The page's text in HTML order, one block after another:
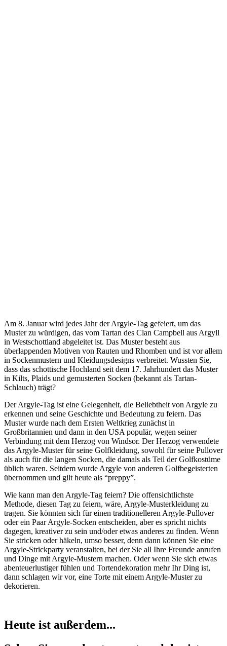
Am 8. Januar wird jedes Jahr der Argyle-Tag gefeiert, um das
Muster zu würdigen, das vom Tartan des Clan Campbell aus Argyll
in Westschottland abgeleitet ist. Das Muster besteht aus
überlappenden Motiven von Rauten und Rhomben und ist vor allem
in Sockenmustern und Kleidungsdesigns verbreitet. Wussten Sie,
dass das schottische Hochland seit dem 17. Jahrhundert das Muster
in Kilts, Plaids und gemusterten Socken (bekannt als Tartan-
Schlauch) trägt?
Der Argyle-Tag ist eine Gelegenheit, die Beliebtheit von Argyle zu
erkennen und seine Geschichte und Bedeutung zu feiern. Das
Muster wurde nach dem Ersten Weltkrieg zunächst in
Großbritannien und dann in den USA populär, wegen seiner
Verbindung mit dem Herzog von Windsor. Der Herzog verwendete
das Argyle-Muster für seine Golfkleidung, sowohl für seine Pullover
als auch für die langen Socken, die damals als Teil der Golfkostüme
üblich waren. Seitdem wurde Argyle von anderen Golfbegeisterten
übernommen und gilt heute als “preppy”.
Wie kann man den Argyle-Tag feiern? Die offensichtlichste
Methode, diesen Tag zu feiern, wäre, Argyle-Musterkleidung zu
tragen. Sie könnten sich für einen traditionelleren Argyle-Pullover
oder ein Paar Argyle-Socken entscheiden, aber es spricht nichts
dagegen, kreativer zu sein und/oder etwas anderes zu finden. Wenn
Sie stricken oder häkeln, umso besser, denn dann können Sie eine
Argyle-Strickparty veranstalten, bei der Sie all Ihre Freunde anrufen
und Dinge mit Argyle-Mustern machen. Oder wenn Sie sich etwas
abenteuerlustiger fühlen und Tortendekoration mehr Ihr Ding ist,
dann schlagen wir vor, eine Torte mit einem Argyle-Muster zu
dekorieren.
Heute ist außerdem...